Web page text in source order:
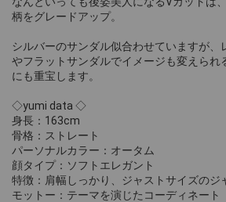
柄をグレードアップ。
シルバーのサンダル似合わせていますが、
やフラットサンダルでイメージも変えられ
にも重宝します。
◇yumi data ◇
身長：163cm
骨格：ストレート
パーソナルカラー：オータム
顔タイプ：ソフトエレガント
特徴：肩幅しっかり、ジャストサイズのジ
モットー：テーマを演じたコーディネート